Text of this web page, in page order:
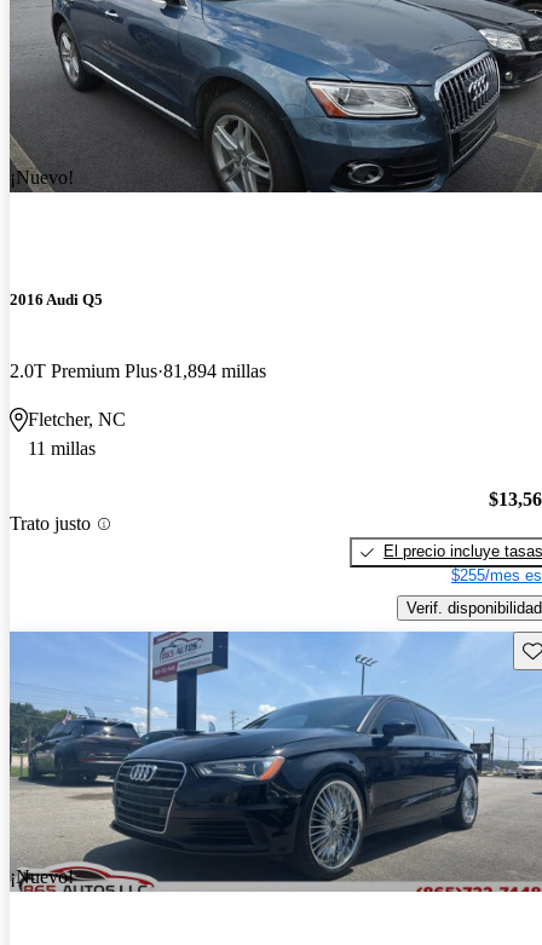
¡Nuevo!
2016 Audi Q5
2.0T Premium Plus 81,894 millas
Fletcher, NC
11 millas
Trato justo
El precio incluye tasas
$255/mes
Verif. disponibilidad
¡Nuevo!